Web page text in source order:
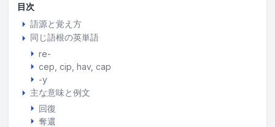
目次
語源と覚え方
同じ語根の英単語
re-
cep cip hav cap
-y
主な意味と例文
回復
奪還